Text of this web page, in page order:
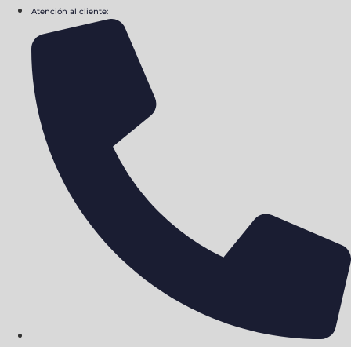
Atención al cliente: